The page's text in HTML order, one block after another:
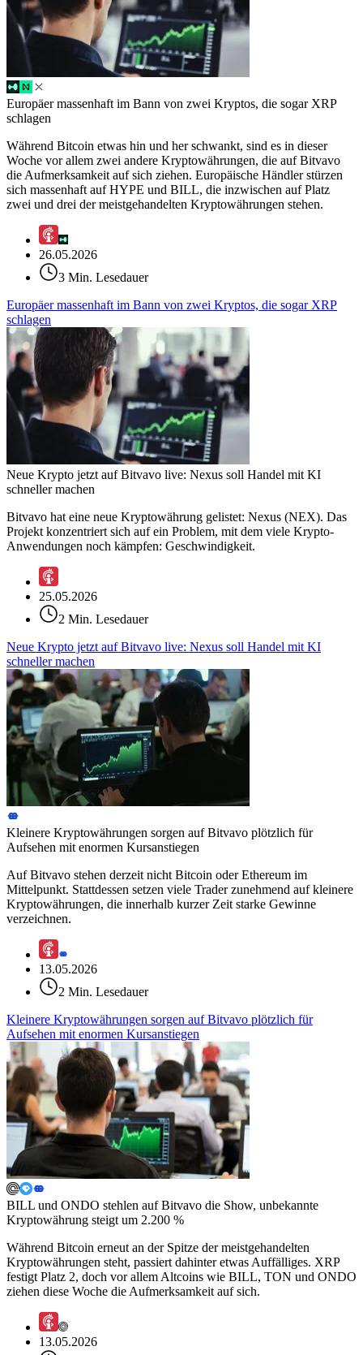
Europäer massenhaft im Bann von zwei Kryptos, die sogar XRP
schlagen
Während Bitcoin etwas hin und her schwankt, sind es in dieser
Woche vor allem zwei andere Kryptowährungen, die auf Bitvavo
die Aufmerksamkeit auf sich ziehen. Europäische Händler stürzen
sich massenhaft auf HYPE und BILL, die inzwischen auf Platz
zwei und drei der meistgehandelten Kryptowährungen stehen.
26.05.2026
3 Min. Lesedauer
Europäer massenhaft im Bann von zwei Kryptos, die sogar XRP
schlagen
Neue Krypto jetzt auf Bitvavo live: Nexus soll Handel mit KI
schneller machen
Bitvavo hat eine neue Kryptowährung gelistet: Nexus (NEX). Das
Projekt konzentriert sich auf ein Problem, mit dem viele Krypto-
Anwendungen noch kämpfen: Geschwindigkeit.
25.05.2026
2 Min. Lesedauer
Neue Krypto jetzt auf Bitvavo live: Nexus soll Handel mit KI
schneller machen
Kleinere Kryptowährungen sorgen auf Bitvavo plötzlich für
Aufsehen mit enormen Kursanstiegen
Auf Bitvavo stehen derzeit nicht Bitcoin oder Ethereum im
Mittelpunkt. Stattdessen setzen viele Trader zunehmend auf kleinere
Kryptowährungen, die innerhalb kurzer Zeit starke Gewinne
verzeichnen.
13.05.2026
2 Min. Lesedauer
Kleinere Kryptowährungen sorgen auf Bitvavo plötzlich für
Aufsehen mit enormen Kursanstiegen
BILL und ONDO stehlen auf Bitvavo die Show, unbekannte
Kryptowährung steigt um 2.200 %
Während Bitcoin erneut an der Spitze der meistgehandelten
Kryptowährungen steht, passiert dahinter etwas Auffälliges. XRP
festigt Platz 2, doch vor allem Altcoins wie BILL, TON und ONDO
ziehen diese Woche die Aufmerksamkeit auf sich.
13.05.2026